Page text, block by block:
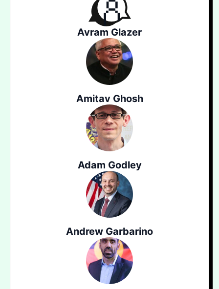
Avram Glazer
Amitav Ghosh
Adam Godley
Andrew Garbarino